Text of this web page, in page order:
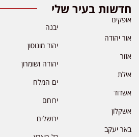
חדשות בעיר שלי
אופקים
אור יהודה
אזור
אילת
אשדוד
אשקלון
באר יעקב
יבנה
יהוד מונוסון
יהודה ושומרון
ים המלח
ירוחם
ירושלים